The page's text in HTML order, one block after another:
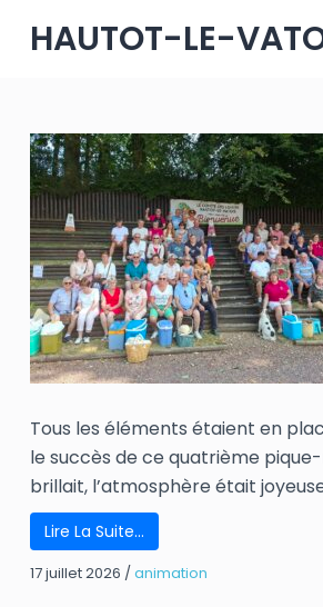
P
a
e
a
u
c
o
n
e
u
HAUTOT-LE-
Tous les éléments étaient en
le succès de ce quatrième pique-
brillait, l’atmosphère était
Lire La Suite…
17 juillet 2026 /animation